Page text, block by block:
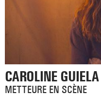
CAROLINE
METTEURE EN SCÈNE